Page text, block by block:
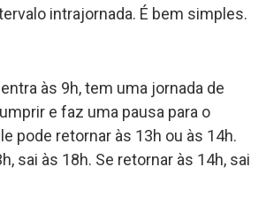
intrajornada. É bem simples.
às 9h, tem uma jornada de
e faz uma pausa para o
pode retornar às 13h ou às 14h.
sai às 18h. Se retornar às 14h, sai